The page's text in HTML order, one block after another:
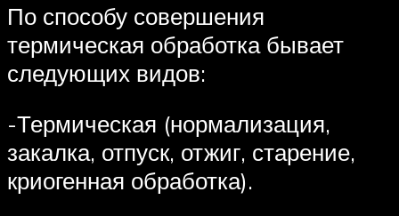
По способу совершения
термическая обработка бывает
следующих видов:
-Термическая (нормализация,
закалка, отпуск, отжиг, старение,
криогенная обработка).